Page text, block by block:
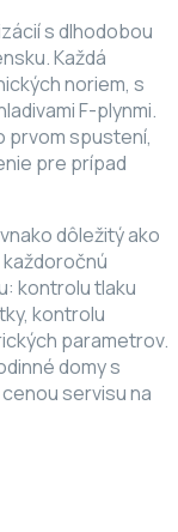
s dlhodobou
Každá
noriem, s
F-plynmi.
prvom spustení,
pre prípad
dôležitý ako
každoročnú
kontrolu tlaku
kontrolu
parametrov.
domy s
servisu na